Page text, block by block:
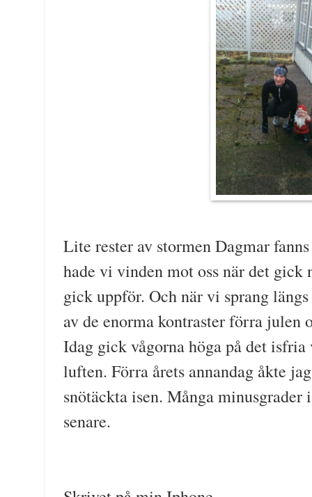
Lite rester av stormen Dagmar
hade vi vinden mot oss när det gick
gick uppför. Och när vi sprang
av de enorma kontraster förra julen
Idag gick vågorna höga på det
luften. Förra årets annandag åkte
snötäckta isen. Många
senare.